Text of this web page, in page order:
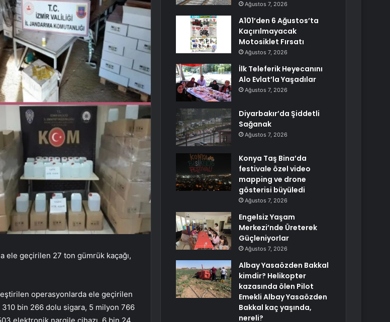
ele geçirilen 27 ton gümrük kaçağı,
operasyonlarda ele geçirilen
bin 266 dolu sigara, 5 milyon 766
Ağustos 7, 2026
A101’den 6 Ağustos’ta
Kaçırılmayacak
Motosiklet Fırsatı
Ağustos 7, 2026
İlk Teleferik Heyecanını
Alo Evlat’la Yaşadılar
Ağustos 7, 2026
Diyarbakır’da Şiddetli
Sağanak
Ağustos 7, 2026
Konya Taş Bina’da
festivale özel video
mapping ve drone
gösterisi büyüledi
Ağustos 7, 2026
Engelsiz Yaşam
Merkezi’nde Üreterek
Güçleniyorlar
Ağustos 7, 2026
Albay Yasaözden Bakkal
kimdir? Helikopter
kazasında ölen Pilot
Emekli Albay Yasaözden
Bakkal kaç yaşında,
nereli?